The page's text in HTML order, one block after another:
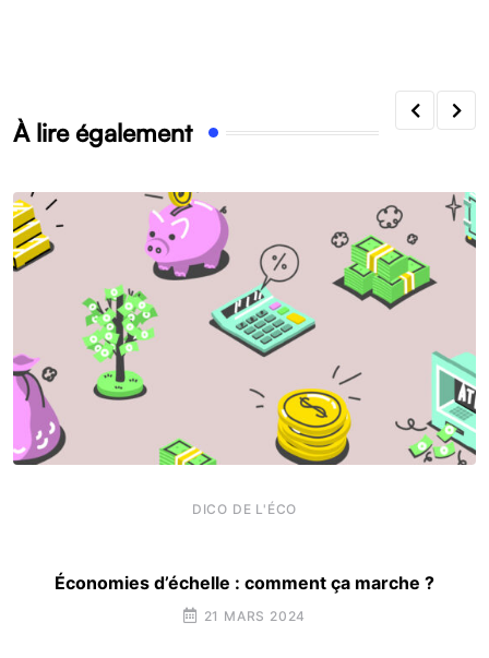
À lire également
DICO DE L'ÉCO
Économies d’échelle : comment ça marche ?
21 MARS 2024